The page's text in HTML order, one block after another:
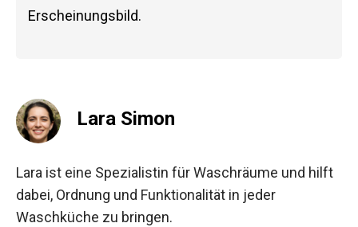
Erscheinungsbild.
Lara Simon
Lara ist eine Spezialistin für Waschräume und hilft
dabei, Ordnung und Funktionalität in jeder
Waschküche zu bringen.